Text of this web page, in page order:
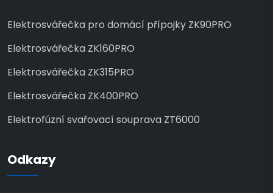
Elektrosvářečka pro domácí přípojky ZK90PRO
Elektrosvářečka ZK160PRO
Elektrosvářečka ZK315PRO
Elektrosvářečka ZK400PRO
Elektrofúzní svařovací souprava ZT6000
Odkazy